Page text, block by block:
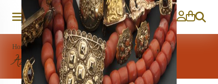
Zoeken
Home Aziatica
Aziatica